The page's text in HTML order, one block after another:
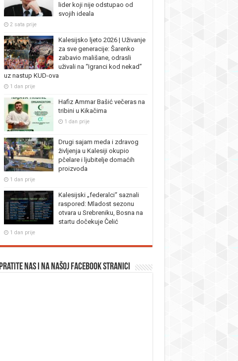
lider koji nije odstupao od
svojih ideala
2 sata prije
Kalesijsko ljeto 2026 | Uživanje
za sve generacije: Šarenko
zabavio mališane, odrasli
uživali na “Igranci kod nekad”
uz nastup KUD-ova
1 dan prije
Hafiz Ammar Bašić večeras na
tribini u Kikačima
1 dan prije
Drugi sajam meda i zdravog
življenja u Kalesiji okupio
pčelare i ljubitelje domaćih
proizvoda
1 dan prije
Kalesijski „federalci“ saznali
raspored: Mladost sezonu
otvara u Srebreniku, Bosna na
startu dočekuje Čelić
1 dan prije
Pratite nas i na našoj facebook stranici